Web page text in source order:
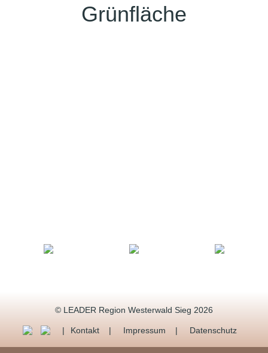
Grünfläche
© LEADER Region Westerwald Sieg 2026
Kontakt Impressum Datenschutz